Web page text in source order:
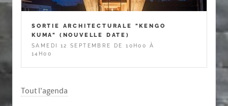
SORTIE ARCHITECTURALE "KENGO
KUMA" (NOUVELLE DATE)
SAMEDI 12 SEPTEMBRE DE 10H00 À
14H00
Tout l'agenda